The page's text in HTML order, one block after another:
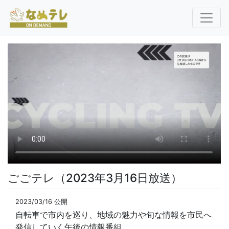
ごごテレ（2023年3月16日放送）
2023/03/16 公開
自転車で市内を巡り、地域の魅力や旬な情報を市民へ
発信していく午後の情報番組。